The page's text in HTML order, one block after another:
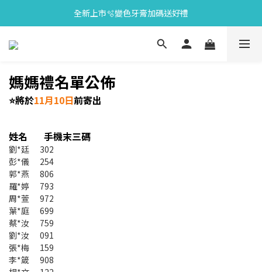
會員限定🎁點數兌換好禮
全新上市🫧變色牙膏加碼送好禮
會員限定🎁點數兌換好禮
媽媽禮名單公佈
⭐將於11月10日前寄出
姓名 手機末三碼
劉*廷 302
彭*儀 254
郭*燕 806
羅*婷 793
周*萱 972
葉*庭 699
蔡*汝 759
劉*汝 091
張*梅 159
李*箴 908